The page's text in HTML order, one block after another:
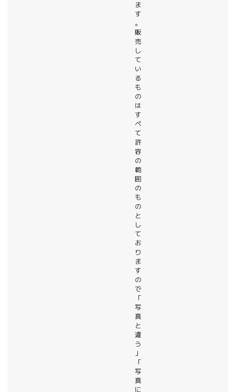
ま
す
。
販
売
し
て
い
る
も
の
は
す
べ
て
許
容
の
範
囲
の
も
の
と
し
て
お
り
ま
す
の
で
「
写
真
と
違
う
」
「
写
真
に